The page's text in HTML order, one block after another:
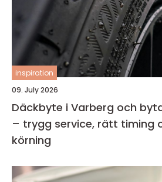
inspiration
09. July 2026
Däckbyte i Varberg och
– trygg service, rätt timing
körning